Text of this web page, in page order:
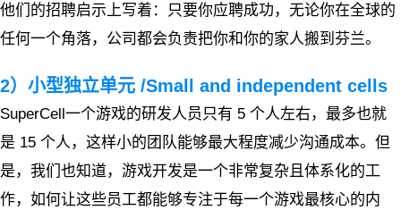
他们的招聘启示上写着：只要你应聘成功，无论你在全球的
任何一个角落，公司都会负责把你和你的家人搬到芬兰。
2）小型独立单元 /Small and independent cells
SuperCell一个游戏的研发人员只有 5 个人左右，最多也就
是 15 个人，这样小的团队能够最大程度减少沟通成本。但
是，我们也知道，游戏开发是一个非常复杂且体系化的工
作，如何让这些员工都能够专注于每一个游戏最核心的内